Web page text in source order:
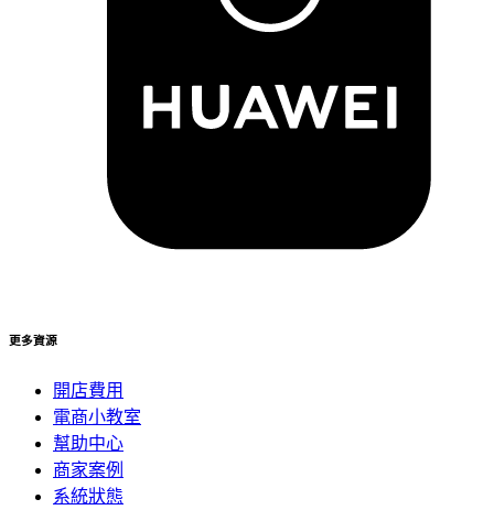
更多資源
開店費用
電商小教室
幫助中心
商家案例
系統狀態